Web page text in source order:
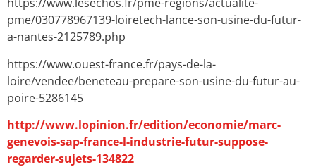
pme/030778967139-loiretech-lance-son-usine-du-futur-
a-nantes-2125789.php
https://www.ouest-france.fr/pays-de-la-
loire/vendee/beneteau-prepare-son-usine-du-futur-au-
poire-5286145
http://www.lopinion.fr/edition/economie/marc-
genevois-sap-france-l-industrie-futur-suppose-
regarder-sujets-134822